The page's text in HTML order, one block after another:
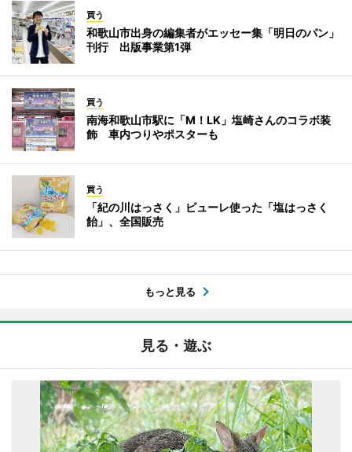
買う
和歌山市出身の編集者がエッセー集「明日のパン」
刊行 出版事業第1弾
買う
南海和歌山市駅に「M！LK」塩崎さんのコラボ装
飾 車内つりやポスターも
買う
「紀の川はっさく」ピューレ使った「塩はっさく
飴」、全国販売
もっと見る
見る・遊ぶ